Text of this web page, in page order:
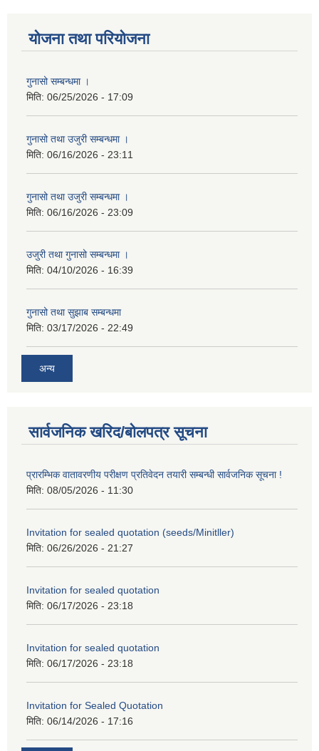
योजना तथा परियोजना
गुनासो सम्बन्धमा ।
मिति: 06/25/2026 - 17:09
गुनासो तथा उजुरी सम्बन्धमा ।
मिति: 06/16/2026 - 23:11
गुनासो तथा उजुरी सम्बन्धमा ।
मिति: 06/16/2026 - 23:09
उजुरी तथा गुनासो सम्बन्धमा ।
मिति: 04/10/2026 - 16:39
गुनासो तथा सुझाब सम्बन्धमा
मिति: 03/17/2026 - 22:49
अन्य
सार्वजनिक खरिद/बोलपत्र सूचना
प्रारम्भिक वातावरणीय परीक्षण प्रतिवेदन तयारी सम्बन्धी सार्वजनिक सूचना !
मिति: 08/05/2026 - 11:30
Invitation for sealed quotation (seeds/Minitller)
मिति: 06/26/2026 - 21:27
Invitation for sealed quotation
मिति: 06/17/2026 - 23:18
Invitation for sealed quotation
मिति: 06/17/2026 - 23:18
Invitation for Sealed Quotation
मिति: 06/14/2026 - 17:16